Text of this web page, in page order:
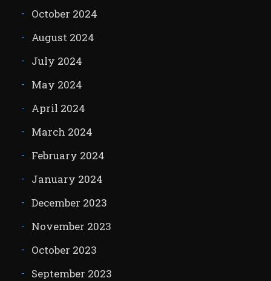
October 2024
August 2024
July 2024
May 2024
April 2024
March 2024
February 2024
January 2024
December 2023
November 2023
October 2023
September 2023